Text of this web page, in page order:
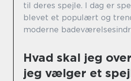
til deres spejle. I dag er
blevet et populært og
moderne
Hvad skal jeg
jeg vælger et